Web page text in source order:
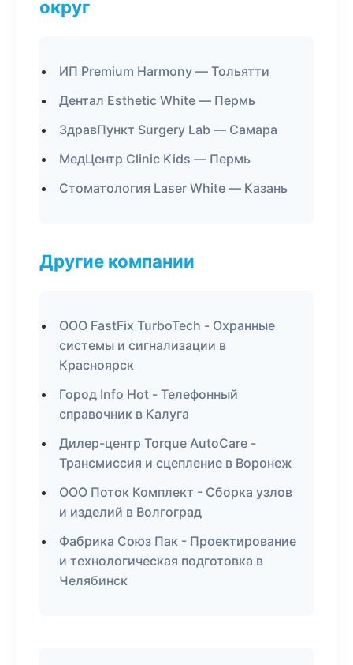
округ
ИП Premium Harmony — Тольятти
Дентал Esthetic White — Пермь
ЗдравПункт Surgery Lab — Самара
МедЦентр Clinic Kids — Пермь
Стоматология Laser White — Казань
Другие компании
ООО FastFix TurboTech - Охранные
системы и сигнализации в
Красноярск
Город Info Hot - Телефонный
справочник в Калуга
Дилер-центр Torque AutoCare -
Трансмиссия и сцепление в Воронеж
ООО Поток Комплект - Сборка узлов
и изделий в Волгоград
Фабрика Союз Пак - Проектирование
и технологическая подготовка в
Челябинск